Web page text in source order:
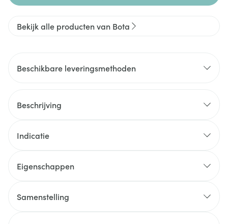
Bekijk alle producten van Bota
Beschikbare leveringsmethoden
Beschrijving
Indicatie
Eigenschappen
Samenstelling